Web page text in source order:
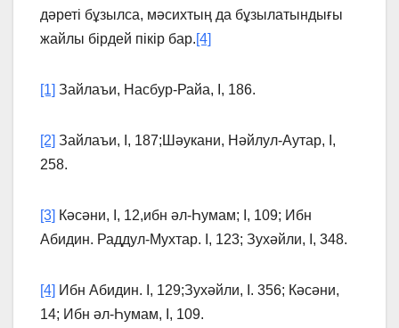
дәретi бұзылса, мәсихтың да бұзылатындығы
жайлы бiрдей пiкiр бар.[4]
[1] Зайлаъи, Насбур-Райа, І, 186.
[2] Зайлаъи, І, 187;Шәукани, Нәйлул-Аутар, І,
258.
[3] Кәсәни, І, 12,ибн әл-Һумам; І, 109; Ибн
Абидин. Раддул-Мухтар. І, 123; Зухәйли, І, 348.
[4] Ибн Абидин. І, 129;Зухәйли, I. 356; Кәсәни,
14; Ибн әл-Һумам, І, 109.